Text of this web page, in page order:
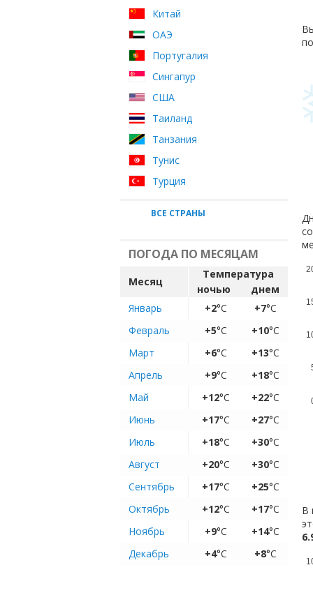
Китай
ОАЭ
Португалия
Сингапур
США
Таиланд
Танзания
Тунис
Турция
ВСЕ СТРАНЫ
ПОГОДА ПО МЕСЯЦАМ
Месяц
Температура
ночью
днем
Январь
+2°C +7°C
Февраль
+5°C +10°C
Март
+6°C +13°C
Апрель
+9°C +18°C
Май
+12°C +22°C
Июнь
+17°C +27°C
Июль
+18°C +30°C
Август
+20°C +30°C
Сентябрь
+17°C +25°C
Октябрь
+12°C +17°C
Ноябрь
+9°C +14°C
Декабрь
+4°C +8°C
В